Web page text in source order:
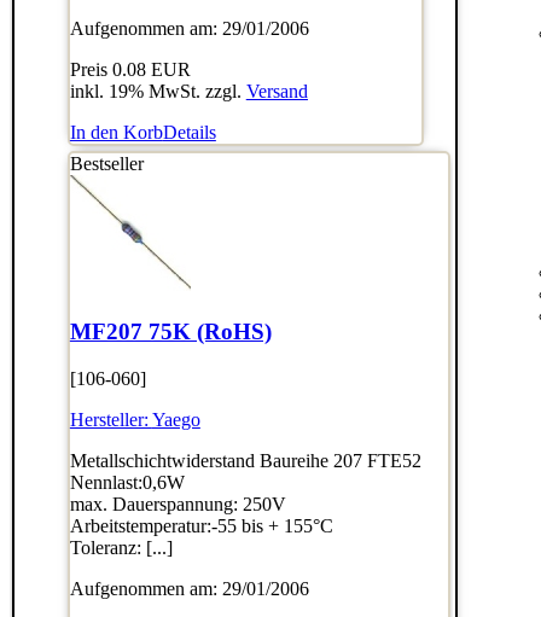
Aufgenommen am: 29/01/2006
Preis 0.08 EUR
inkl. 19% MwSt. zzgl. Versand
In den KorbDetails
Bestseller
MF207 75K (RoHS)
[106-060]
Hersteller: Yaego
Metallschichtwiderstand Baureihe 207 FTE52
Nennlast:0,6W
max. Dauerspannung: 250V
Arbeitstemperatur:-55 bis + 155°C
Toleranz: [...]
Aufgenommen am: 29/01/2006